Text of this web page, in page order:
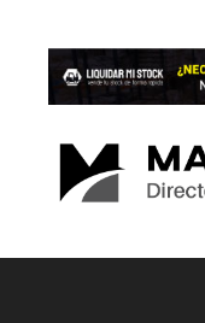
contenido